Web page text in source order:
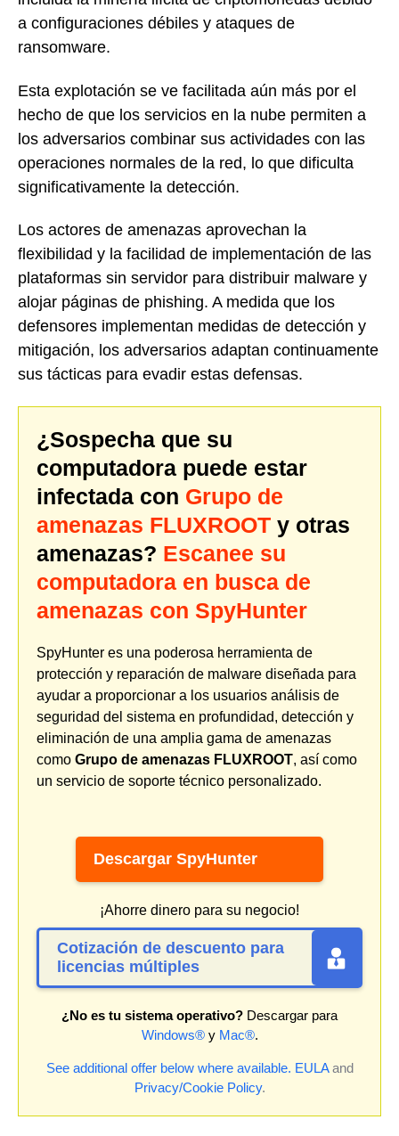
a configuraciones débiles y ataques de
ransomware.
Esta explotación se ve facilitada aún más por el
hecho de que los servicios en la nube permiten a
los adversarios combinar sus actividades con las
operaciones normales de la red, lo que dificulta
significativamente la detección.
Los actores de amenazas aprovechan la
flexibilidad y la facilidad de implementación de las
plataformas sin servidor para distribuir malware y
alojar páginas de phishing. A medida que los
defensores implementan medidas de detección y
mitigación, los adversarios adaptan continuamente
sus tácticas para evadir estas defensas.
¿Sospecha que su
computadora puede estar
infectada con Grupo de
amenazas FLUXROOT y otras
amenazas? Escanee su
computadora en busca de
amenazas con SpyHunter
SpyHunter es una poderosa herramienta de
protección y reparación de malware diseñada para
ayudar a proporcionar a los usuarios análisis de
seguridad del sistema en profundidad, detección y
eliminación de una amplia gama de amenazas
como Grupo de amenazas FLUXROOT, así como
un servicio de soporte técnico personalizado.
Descargar SpyHunter
¡Ahorre dinero para su negocio!
Cotización de descuento para
licencias múltiples
¿No es tu sistema operativo? Descargar para
Windows®y Mac®.
See additional offer below where available. EULAand
Privacy/Cookie Policy.